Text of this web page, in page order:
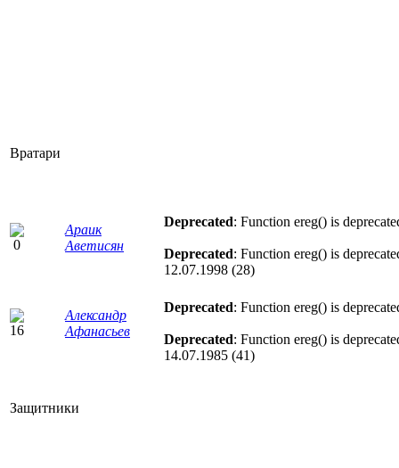
Вратари
Араик
Аветисян
Deprecated: Function ereg() is
Deprecated: Function ereg() is
12.07.1998 (28)
Александр
Афанасьев
Deprecated: Function ereg() is
Deprecated: Function ereg() is
14.07.1985 (41)
Защитники